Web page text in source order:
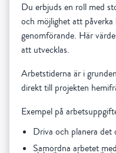
Du erbjuds en roll med
och möjlighet att
genomförande. Här
att utvecklas.
Arbetstiderna är i
direkt till projekten
Exempel på
Driva och planera det
Samordna arbetet